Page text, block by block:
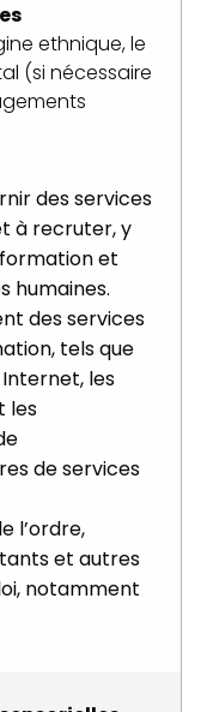
ethnique, le
(si nécessaire
des services
à recruter, y
et
humaines.
des services
tels que
Internet, les
les
de services
l’ordre,
et autres
notamment